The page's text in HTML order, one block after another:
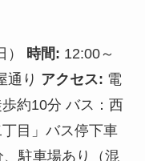
） 時間: 12:00～
通り アクセス: 電
約10分 バス：西
目」バス停下車
駐車場あり（混